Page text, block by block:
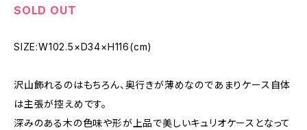
SOLD OUT
SIZE:W102.5×D34×H116(cm)
沢山飾れるのはもちろん、奥行きが薄めなのであまりケース自体
は主張が控えめです。
深みのある木の色味や形が上品で美しいキュリオケースとなって